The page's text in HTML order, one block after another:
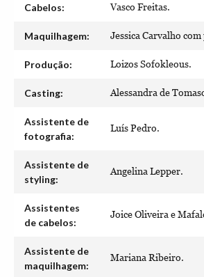
Cabelos: Vasco Freitas.
Maquilhagem: Jessica Carvalho
Produção: Loizos Sofokleous.
Casting: Alessandra de
Assistente de
fotografia:
Luís Pedro.
Assistente de
styling:
Angelina Lepper.
Assistentes
de cabelos:
Joice Oliveira e
Assistente de
maquilhagem:
Mariana Ribeiro.